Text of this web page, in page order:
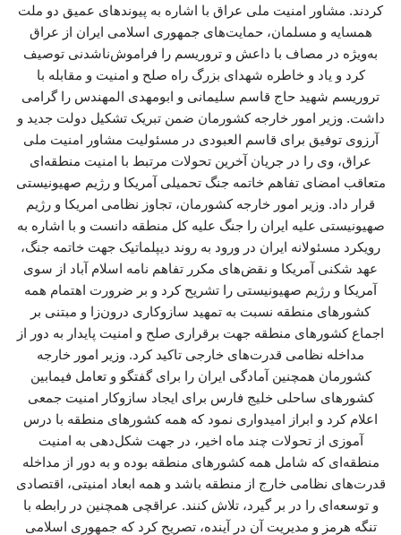
کردند. مشاور امنیت ملی عراق با اشاره به پیوندهای عمیق دو ملت
همسایه و مسلمان، حمایت‌های جمهوری اسلامی ایران از عراق
به‌ویژه در مصاف با داعش و تروریسم را فراموش‌ناشدنی توصیف
کرد و یاد و خاطره شهدای بزرگ راه صلح و امنیت و مقابله با
تروریسم شهید حاج قاسم سلیمانی و ابومهدی المهندس را گرامی
داشت. وزیر امور خارجه کشورمان ضمن تبریک تشکیل دولت جدید و
آرزوی توفیق برای قاسم العبودی در مسئولیت مشاور امنیت ملی
عراق، وی را در جریان آخرین تحولات مرتبط با امنیت منطقه‌ای
متعاقب امضای تفاهم خاتمه جنگ تحمیلی آمریکا و رژیم صهیونیستی
قرار داد. وزیر امور خارجه کشورمان، تجاوز نظامی امریکا و رژیم
صهیونیستی علیه ایران را جنگ علیه کل منطقه دانست و با اشاره به
رویکرد مسئولانه ایران در ورود به روند دیپلماتیک جهت خاتمه جنگ،
عهد شکنی آمریکا و نقض‌های مکرر تفاهم نامه اسلام آباد از سوی
آمریکا و رژیم صهیونیستی را تشریح کرد و بر ضرورت اهتمام همه
کشورهای منطقه نسبت به تمهید سازوکاری درون‌زا و مبتنی بر
اجماع کشورهای منطقه جهت برقراری صلح و امنیت پایدار به دور از
مداخله نظامی قدرت‌های خارجی تاکید کرد. وزیر امور خارجه
کشورمان همچنین آمادگی ایران را برای گفتگو و تعامل فیمابین
کشورهای ساحلی خلیج فارس برای ایجاد سازوکار امنیت جمعی
اعلام کرد و ابراز امیدواری نمود که همه کشورهای منطقه با درس
آموزی از تحولات چند ماه اخیر، در جهت شکل‌دهی به امنیت
منطقه‌ای که شامل همه کشورهای منطقه بوده و به دور از مداخله
قدرت‌های نظامی خارج از منطقه باشد و همه ابعاد امنیتی، اقتصادی
و توسعه‌ای را در بر گیرد، تلاش کنند. عراقچی همچنین در رابطه با
تنگه هرمز و مدیریت آن در آینده، تصریح کرد که جمهوری اسلامی